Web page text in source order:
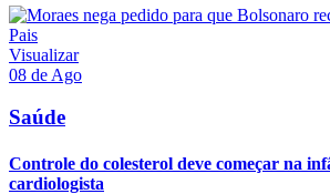
Visualizar
08 de Ago
Saúde
Controle do colesterol deve começar na
cardiologista